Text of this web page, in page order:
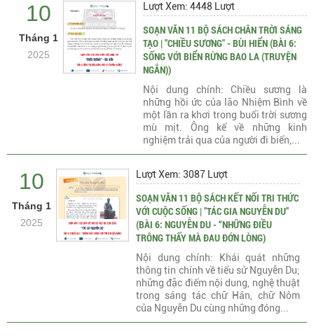
10
Tháng 1
2025
Lượt Xem: 4448 Lượt
SOẠN VĂN 11 BỘ SÁCH CHÂN TRỜI SÁNG
TẠO | "CHIỀU SƯƠNG" - BÙI HIỂN (BÀI 6:
SỐNG VỚI BIỂN RỪNG BAO LA (TRUYỆN
NGẮN))
Nội dung chính: Chiều sương là
những hồi ức của lão Nhiệm Bình về
một lần ra khơi trong buổi trời sương
mù mịt. Ông kể về những kinh
nghiệm trải qua của người đi biển,...
10
Tháng 1
2025
Lượt Xem: 3087 Lượt
SOẠN VĂN 11 BỘ SÁCH KẾT NỐI TRI THỨC
VỚI CUỘC SỐNG | "TÁC GIA NGUYỄN DU"
(BÀI 6: NGUYỄN DU - “NHỮNG ĐIỀU
TRÔNG THẤY MÀ ĐAU ĐỚN LÒNG)
Nội dung chính: Khái quát những
thông tin chính về tiểu sử Nguyễn Du;
những đặc điểm nội dung, nghệ thuật
trong sáng tác chữ Hán, chữ Nôm
của Nguyễn Du cùng những đóng...